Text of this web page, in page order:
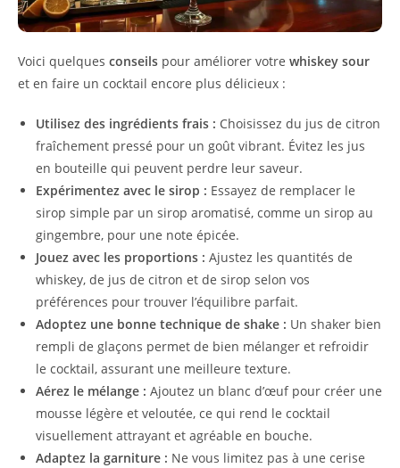
Voici quelques conseils pour améliorer votre whiskey sour
et en faire un cocktail encore plus délicieux :
Utilisez des ingrédients frais : Choisissez du jus de citron
fraîchement pressé pour un goût vibrant. Évitez les jus
en bouteille qui peuvent perdre leur saveur.
Expérimentez avec le sirop : Essayez de remplacer le
sirop simple par un sirop aromatisé, comme un sirop au
gingembre, pour une note épicée.
Jouez avec les proportions : Ajustez les quantités de
whiskey, de jus de citron et de sirop selon vos
préférences pour trouver l’équilibre parfait.
Adoptez une bonne technique de shake : Un shaker bien
rempli de glaçons permet de bien mélanger et refroidir
le cocktail, assurant une meilleure texture.
Aérez le mélange : Ajoutez un blanc d’œuf pour créer une
mousse légère et veloutée, ce qui rend le cocktail
visuellement attrayant et agréable en bouche.
Adaptez la garniture : Ne vous limitez pas à une cerise